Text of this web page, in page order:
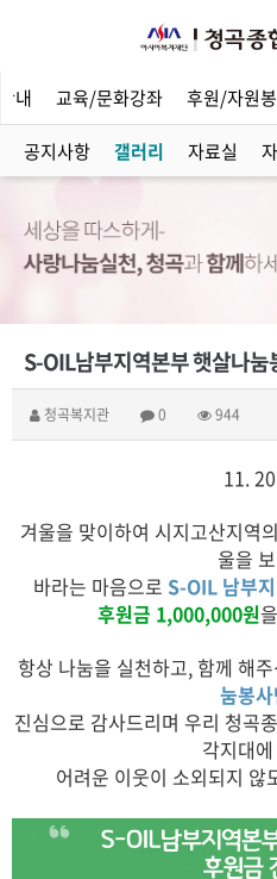
내 교육/문화강좌 후원/자원
공지사항 갤러리 자료실
S-OIL남부지역본부 햇살나눔
청곡복지관 0 944
11.
겨울을 맞이하여 시지고산지역
울을
바라는 마음으로 S-OIL 남부
후원금 1,000,000원
항상 나눔을 실천하고, 함께 해주
눔봉
진심으로 감사드리며 우리 청곡
각지대
어려운 이웃이 소외되지 않